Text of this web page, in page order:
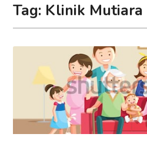
Tag: Klinik Mutiara